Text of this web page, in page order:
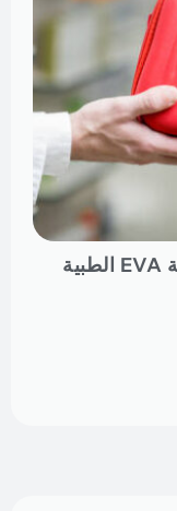
ما الذي يجب أن تبحث عنه في حالة EVA الطبية